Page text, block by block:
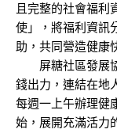
且完整的社會福利
使」，將福利資訊
助，共同營造健康
屏糖社區發展協
錢出力，連結在地
每週一上午辦理健
始，展開充滿活力